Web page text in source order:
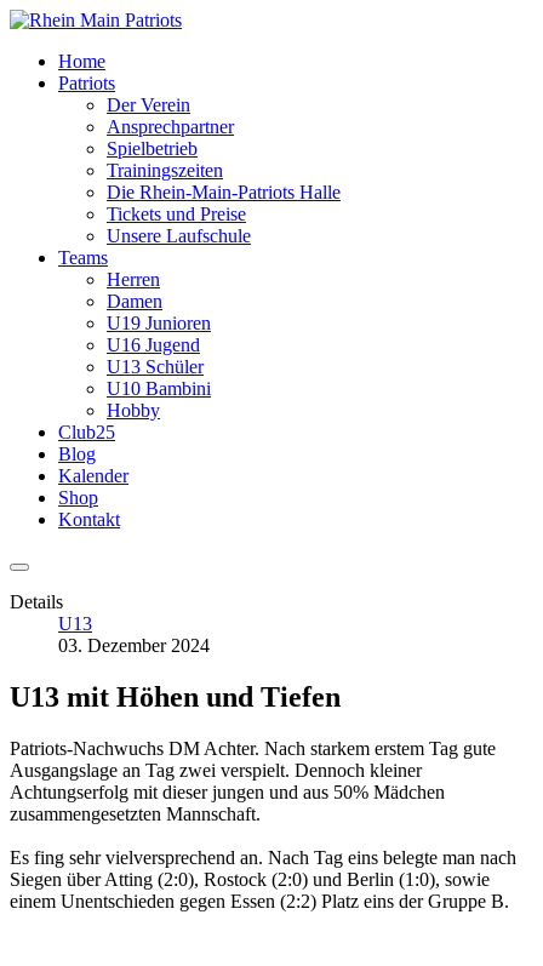
Home
Patriots
Der Verein
Ansprechpartner
Spielbetrieb
Trainingszeiten
Die Rhein-Main-Patriots Halle
Tickets und Preise
Unsere Laufschule
Teams
Herren
Damen
U19 Junioren
U16 Jugend
U13 Schüler
U10 Bambini
Hobby
Club25
Blog
Kalender
Shop
Kontakt
Details
U13
03. Dezember 2024
U13 mit Höhen und Tiefen
Patriots-Nachwuchs DM Achter. Nach starkem erstem Tag gute
Ausgangslage an Tag zwei verspielt. Dennoch kleiner
Achtungserfolg mit dieser jungen und aus 50% Mädchen
zusammengesetzten Mannschaft.
Es fing sehr vielversprechend an. Nach Tag eins belegte man nach
Siegen über Atting (2:0), Rostock (2:0) und Berlin (1:0), sowie
einem Unentschieden gegen Essen (2:2) Platz eins der Gruppe B.